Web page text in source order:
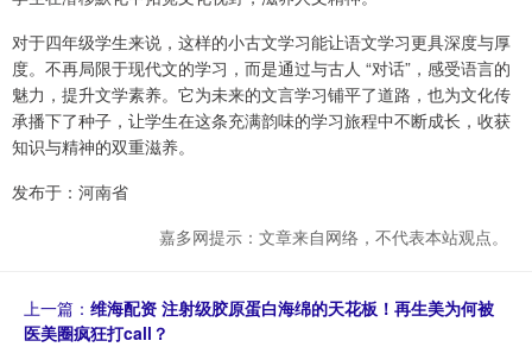
对于四年级学生来说，这样的小古文学习能让语文学习更具深度与厚
度。不再局限于现代文的学习，而是通过与古人 “对话”，感受语言的
魅力，提升文学素养。它为未来的文言学习铺平了道路，也为文化传
承播下了种子，让学生在这条充满韵味的学习旅程中不断成长，收获
知识与精神的双重滋养。
发布于：河南省
嘉多网提示：文章来自网络，不代表本站观点。
上一篇： 维海配资 注射级胶原蛋白海绵的天花板！再生美为何被
医美圈疯狂打call？